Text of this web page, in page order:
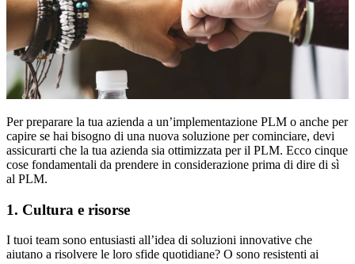
Per preparare la tua azienda a un’implementazione PLM o anche per
capire se hai bisogno di una nuova soluzione per cominciare, devi
assicurarti che la tua azienda sia ottimizzata per il PLM. Ecco cinque
cose fondamentali da prendere in considerazione prima di dire di sì
al PLM.
1. Cultura e risorse
I tuoi team sono entusiasti all’idea di soluzioni innovative che
aiutano a risolvere le loro sfide quotidiane? O sono resistenti ai